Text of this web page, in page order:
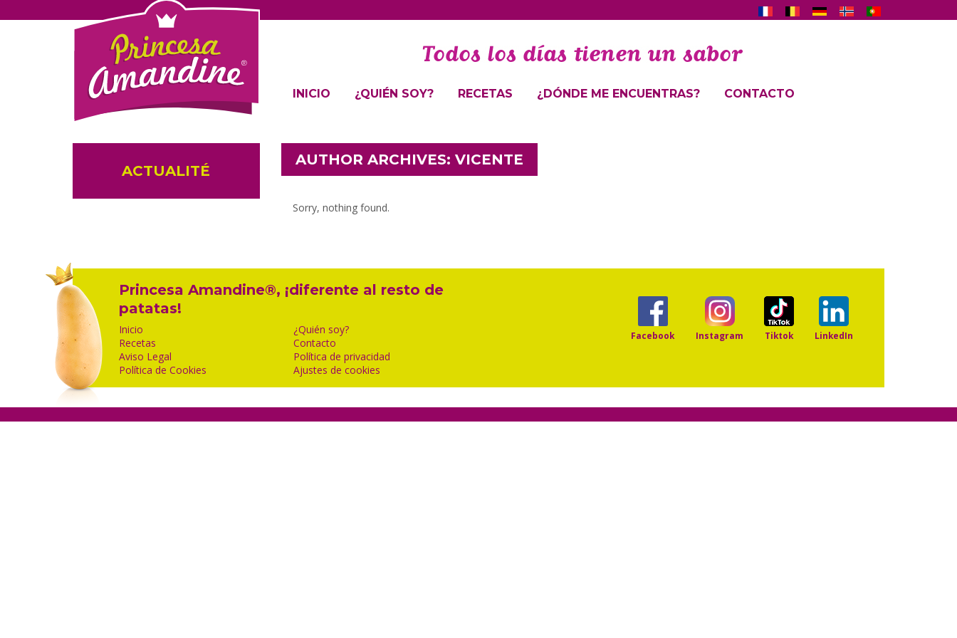
INICIO ¿QUIÉN SOY? RECETAS ¿DÓNDE ME ENCUENTRAS? CONTACTO
AUTHOR ARCHIVES: VICENTE
Sorry, nothing found.
ACTUALITÉ
Princesa Amandine®, ¡diferente al resto de
patatas!
Inicio
¿Quién soy?
Recetas
Contacto
Aviso Legal
Política de privacidad
Política de Cookies
Ajustes de cookies
Facebook Instagram Tiktok LinkedIn